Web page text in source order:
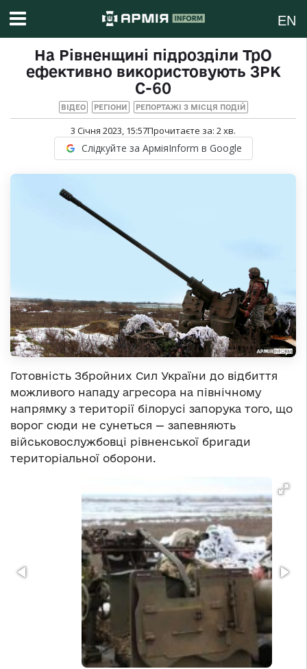
EN
На Рівненщині підрозділи ТрО
ефективно використовують ЗРК
С-60
ВІДЕО РЕГІОНИ РЕПОРТАЖІ З МІСЦЯ ПОДІЙ
3 Січня 2023, 15:57Прочитаєте за: 2хв.
Слідкуйте за АрміяInform в Google
Готовність Збройних Сил України до відбиття
можливого нападу агресора на північному
напрямку з території білорусі запорука того, що
ворог сюди не сунеться — запевняють
військовослужбовці рівненської бригади
територіальної оборони.